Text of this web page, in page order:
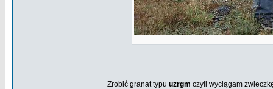
Zrobić granat typu uzrgm czyli wyciągam